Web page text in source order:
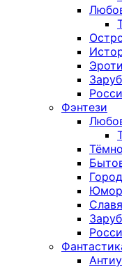
Фэнтези